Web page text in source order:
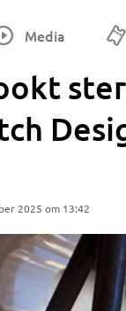
Media
2025 om 13:42